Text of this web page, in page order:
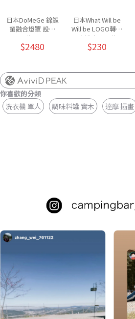
日本DoMeGe 錦鯉
螢融合燈罩 設計
款/M
$2480
日本What Will be
Will be LOGO轉印
貼紙 大小兩款
$230
PEAK
你喜歡的分類
洗衣機 單人
調味料罐 實木 達摩 插畫